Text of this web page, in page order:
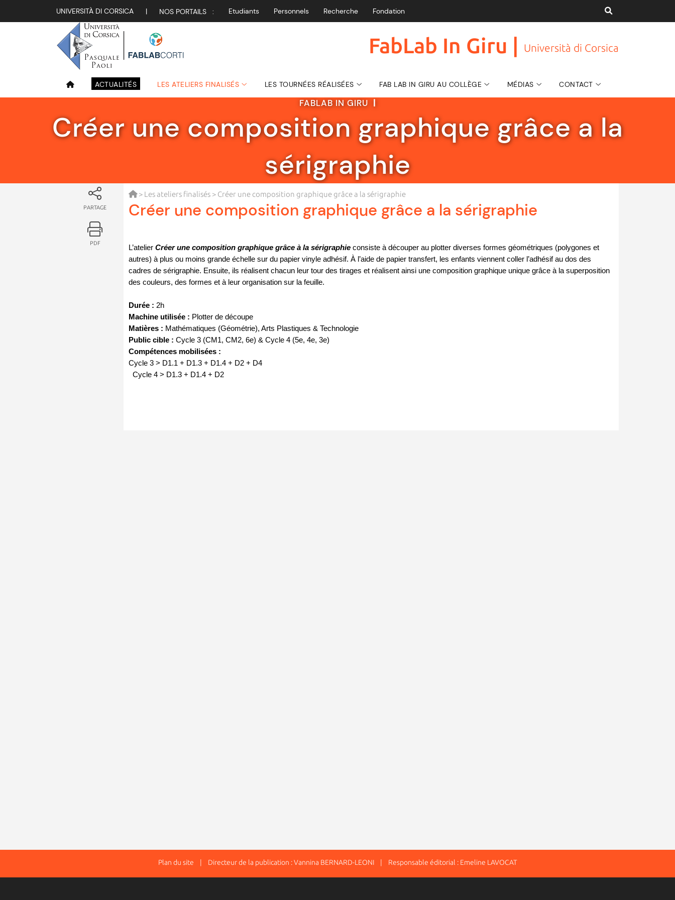
UNIVERSITÀ DI CORSICA | NOS PORTAILS : Etudiants Personnels Recherche Fondation
FabLab In Giru | Università di Corsica
ACTUALITÉS LES ATELIERS FINALISÉS LES TOURNÉES RÉALISÉES FAB LAB IN GIRU AU COLLÈGE MÉDIAS CONTACT
FABLAB IN GIRU |
Créer une composition graphique grâce a la
sérigraphie
PARTAGE
PDF
> Les ateliers finalisés > Créer une composition graphique grâce a la sérigraphie
Créer une composition graphique grâce a la sérigraphie
L’atelier Créer une composition graphique grâce à la sérigraphie consiste à découper au plotter diverses formes géométriques (polygones et
autres) à plus ou moins grande échelle sur du papier vinyle adhésif. À l’aide de papier transfert, les enfants viennent coller l’adhésif au dos des
cadres de sérigraphie. Ensuite, ils réalisent chacun leur tour des tirages et réalisent ainsi une composition graphique unique grâce à la superposition
des couleurs, des formes et à leur organisation sur la feuille.
Durée : 2h
Machine utilisée : Plotter de découpe
Matières : Mathématiques (Géométrie), Arts Plastiques & Technologie
Public cible : Cycle 3 (CM1, CM2, 6e) & Cycle 4 (5e, 4e, 3e)
Compétences mobilisées :
Cycle 3 > D1.1 + D1.3 + D1.4 + D2 + D4
  Cycle 4 > D1.3 + D1.4 + D2
Plan du site | Directeur de la publication : Vannina BERNARD-LEONI | Responsable éditorial : Emeline LAVOCAT